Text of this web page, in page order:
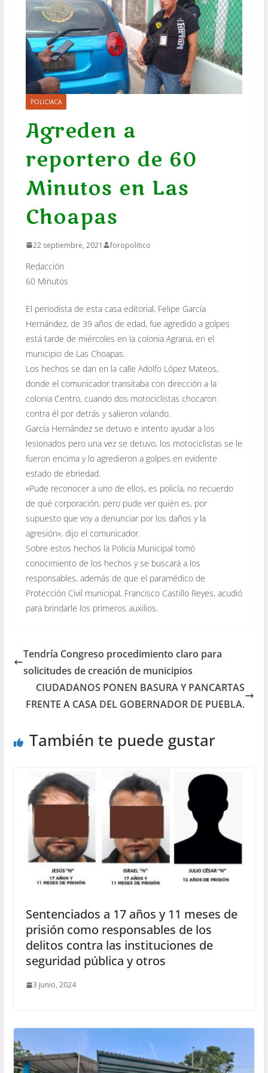
POLICIACA
Agreden a
reportero de 60
Minutos en Las
Choapas
22 septiembre, 2021 foropolitico
Redacción
60 Minutos
El periodista de esta casa editorial, Felipe García
Hernández, de 39 años de edad, fue agredido a golpes
está tarde de miércoles en la colonia Agraria, en el
municipio de Las Choapas.
Los hechos se dan en la calle Adolfo López Mateos,
donde el comunicador transitaba con dirección a la
colonia Centro, cuando dos motociclistas chocaron
contra él por detrás y salieron volando.
García Hernández se detuvo e intento ayudar a los
lesionados pero una vez se detuvo, los motociclistas se le
fueron encima y lo agredieron a golpes en evidente
estado de ebriedad.
«Pude reconocer a uno de ellos, es policía, no recuerdo
de qué corporación, pero pude ver quién es, por
supuesto que voy a denunciar por los daños y la
agresión», dijo el comunicador.
Sobre estos hechos la Policía Municipal tomó
conocimiento de los hechos y se buscará a los
responsables, además de que el paramédico de
Protección Civil municipal, Francisco Castillo Reyes, acudió
para brindarle los primeros auxilios.
Tendría Congreso procedimiento claro para
solicitudes de creación de municipios
CIUDADANOS PONEN BASURA Y PANCARTAS
FRENTE A CASA DEL GOBERNADOR DE PUEBLA.
También te puede gustar
Sentenciados a 17 años y 11 meses de
prisión como responsables de los
delitos contra las instituciones de
seguridad pública y otros
3 junio, 2024